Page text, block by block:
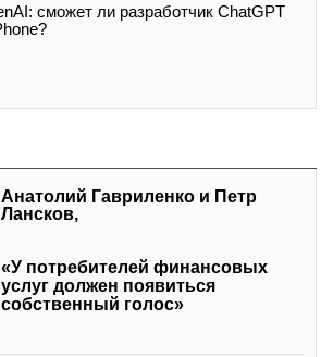
сможет ли разработчик ChatGPT
Анатолий Гавриленко и Петр
Лансков,
«У потребителей финансовых
услуг должен появиться
собственный голос»